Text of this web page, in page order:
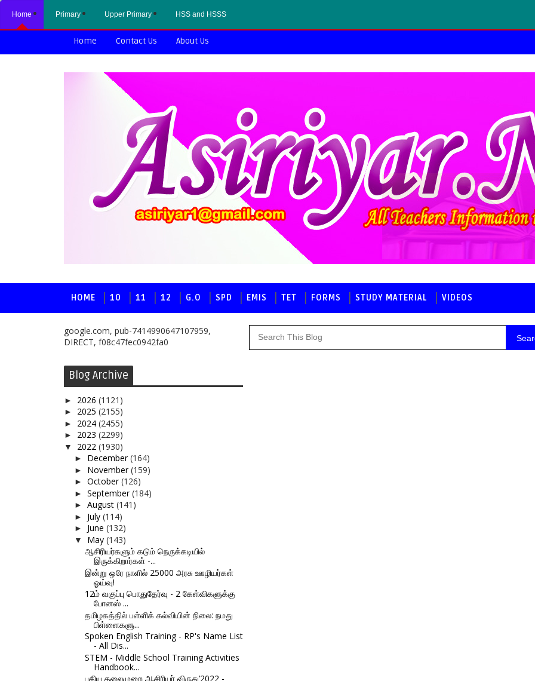
Home Primary Upper Primary HSS and HSSS
Home Contact Us About Us
HOME 10 11 12 G.O SPD EMIS TET FORMS STUDY MATERIAL VIDEOS
google.com, pub-7414990647107959,
DIRECT, f08c47fec0942fa0
Blog Archive
► 2026 (1121)
► 2025 (2155)
► 2024 (2455)
► 2023 (2299)
▼ 2022 (1930)
► December(164)
► November(159)
► October(126)
► September(184)
► August (141)
► July (114)
► June (132)
▼ May (143)
ஆசிரியர்களும் கடும் நெருக்கடியில்
இருக்கிறார்கள் -...
இன்று ஒரே நாளில் 25000 அரசு ஊழியர்கள்
ஓய்வு!
12ம் வகுப்பு பொதுதேர்வு - 2 கேள்விகளுக்கு
போனஸ் ...
தமிழகத்தில் பள்ளிக் கல்வியின் நிலை: நமது
பிள்ளைகளு...
Spoken English Training - RP's Name List
- All Dis...
STEM - Middle School Training Activities
Handbook...
புதிய தலைமுறை ஆசிரியர் விருது’2022 -